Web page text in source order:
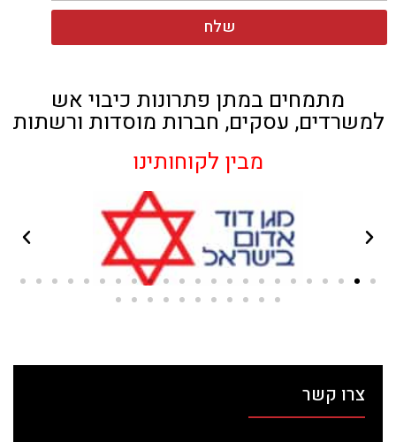
שלח
מתמחים במתן פתרונות כיבוי אש
למשרדים, עסקים, חברות מוסדות ורשתות
מבין לקוחותינו
צרו קשר